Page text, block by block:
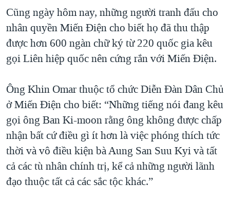
Cũng ngày hôm nay, những người tranh đấu cho
nhân quyền Miến Điện cho biết họ đã thu thập
được hơn 600 ngàn chữ ký từ 220 quốc gia kêu
gọi Liên hiệp quốc nên cứng rắn với Miến Điện.
Ông Khin Omar thuộc tổ chức Diễn Đàn Dân Chủ
ở Miến Điện cho biết: “Những tiếng nói đang kêu
gọi ông Ban Ki-moon rằng ông không được chấp
nhận bất cứ điều gì ít hơn là việc phóng thích tức
thời và vô điều kiện bà Aung San Suu Kyi và tất
cả các tù nhân chính trị, kể cả những người lãnh
đạo thuộc tất cả các sắc tộc khác.”